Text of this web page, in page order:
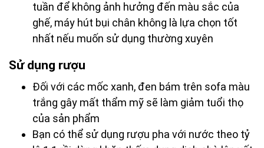
tuần để không ảnh hưởng đến màu sắc của
ghế, máy hút bụi chân không là lựa chọn tốt
nhất nếu muốn sử dụng thường xuyên
Sử dụng rượu
Đối với các mốc xanh, đen bám trên sofa màu
trắng gây mất thẩm mỹ sẽ làm giảm tuổi thọ
của sản phẩm
Bạn có thể sử dụng rượu pha với nước theo tỷ